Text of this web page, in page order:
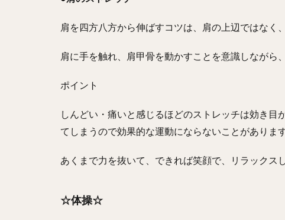
肩を四方八方から伸ばすコツは、肩の上辺ではなく
肩に手を触れ、肩甲骨を動かすことを意識しながら
ポイント
しんどい・痛いと感じるほどのストレッチは効き
てしまうので効果的な運動にならないことがあります
あくまで力を抜いて、できれば笑顔で、リラックス
☆体操☆